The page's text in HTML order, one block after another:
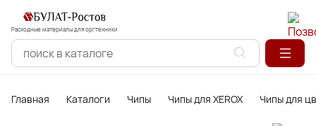
Расходные материалы для оргтехники
Главная Каталоги Чипы Чипы для XEROX Чипы для